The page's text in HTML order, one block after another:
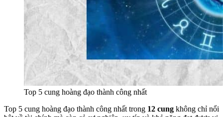
Top 5 cung hoàng đạo thành công nhất
Top 5 cung hoàng đạo thành công nhất trong 12 cung không chỉ nổi